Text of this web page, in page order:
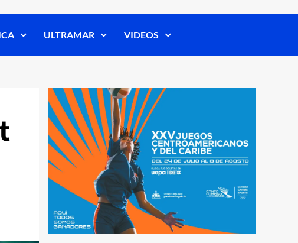
ULTRAMAR VIDEOS